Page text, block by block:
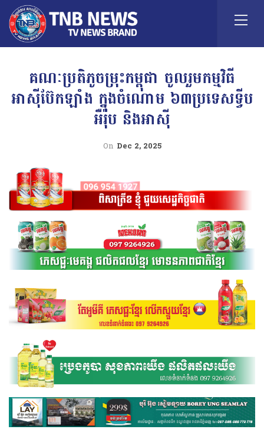
គណៈប្រតិភូចម្រុះកម្ពុជា ចូលរួមកម្មវិធី
អាស៊ីប៊ែកឡាំង ក្នុងចំណោម ៦៣ប្រទេសទ្វីប
អឺរ៉ុប និងអាស៊ី
On Dec 2, 2025